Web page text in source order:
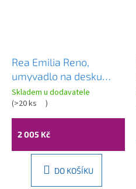
Rea Emilia Reno,
umyvadlo na desku
560×380×135 mm,
béžová matná – imitace
kamene, REA-U3510
Skladem u dodavatele
(>20 ks )
2 005 Kč
DO KOŠÍKU